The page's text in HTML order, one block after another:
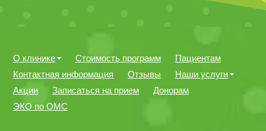
О клинике Стоимость программ
Пациентам
Контактная информация
Отзывы
Наши услуги
Акции
Записаться на прием
Донорам
ЭКО по ОМС